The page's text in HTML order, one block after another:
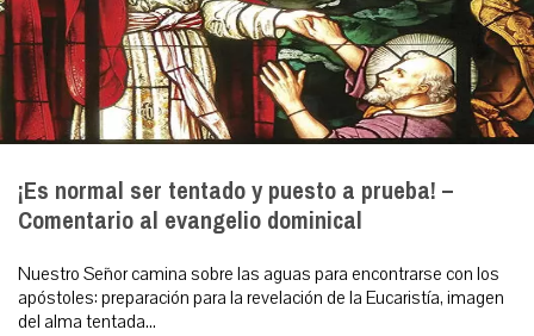
¡Es normal ser tentado y puesto a prueba! –
Comentario al evangelio dominical
Nuestro Señor camina sobre las aguas para encontrarse con los
apóstoles: preparación para la revelación de la Eucaristía, imagen
del alma tentada...